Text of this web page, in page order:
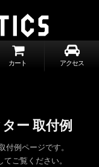
カート アクセス
ー 取付例
例ページです。
ご覧ください。